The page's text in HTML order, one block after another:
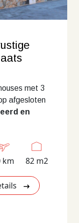
met 3
afgesloten
en
km 82 m2